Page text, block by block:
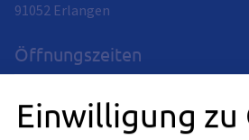
91052 Erlangen
Öffnungszeiten
Montag:
Einwilligung zu